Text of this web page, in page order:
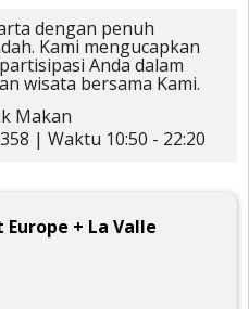
dengan penuh
Kami mengucapkan
Anda dalam
wisata bersama Kami.
Makan
| Waktu 10:50 - 22:20
Europe + La Valle